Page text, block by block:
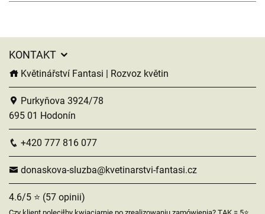
KONTAKT
Květinářství Fantasi | Rozvoz květin
Purkyňova 3924/78
695 01 Hodonín
+420 777 816 077
donaskova-sluzba@kvetinarstvi-fantasi.cz
4.6/5 ⭐ (57 opinii)